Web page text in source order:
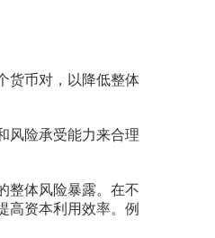
币对，以降低整体
险承受能力来合理
体风险暴露。在不
高资本利用效率。例